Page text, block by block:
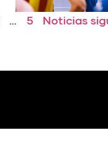
… 5 Noticias